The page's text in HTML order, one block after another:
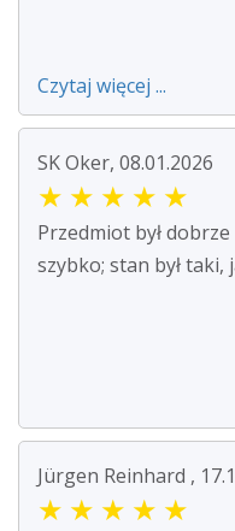
Czytaj więcej ...
SK Oker, 08.01.2026
★ ★ ★ ★ ★
Przedmiot był
szybko; stan był taki,
Jürgen Reinhard ,
★ ★ ★ ★ ★